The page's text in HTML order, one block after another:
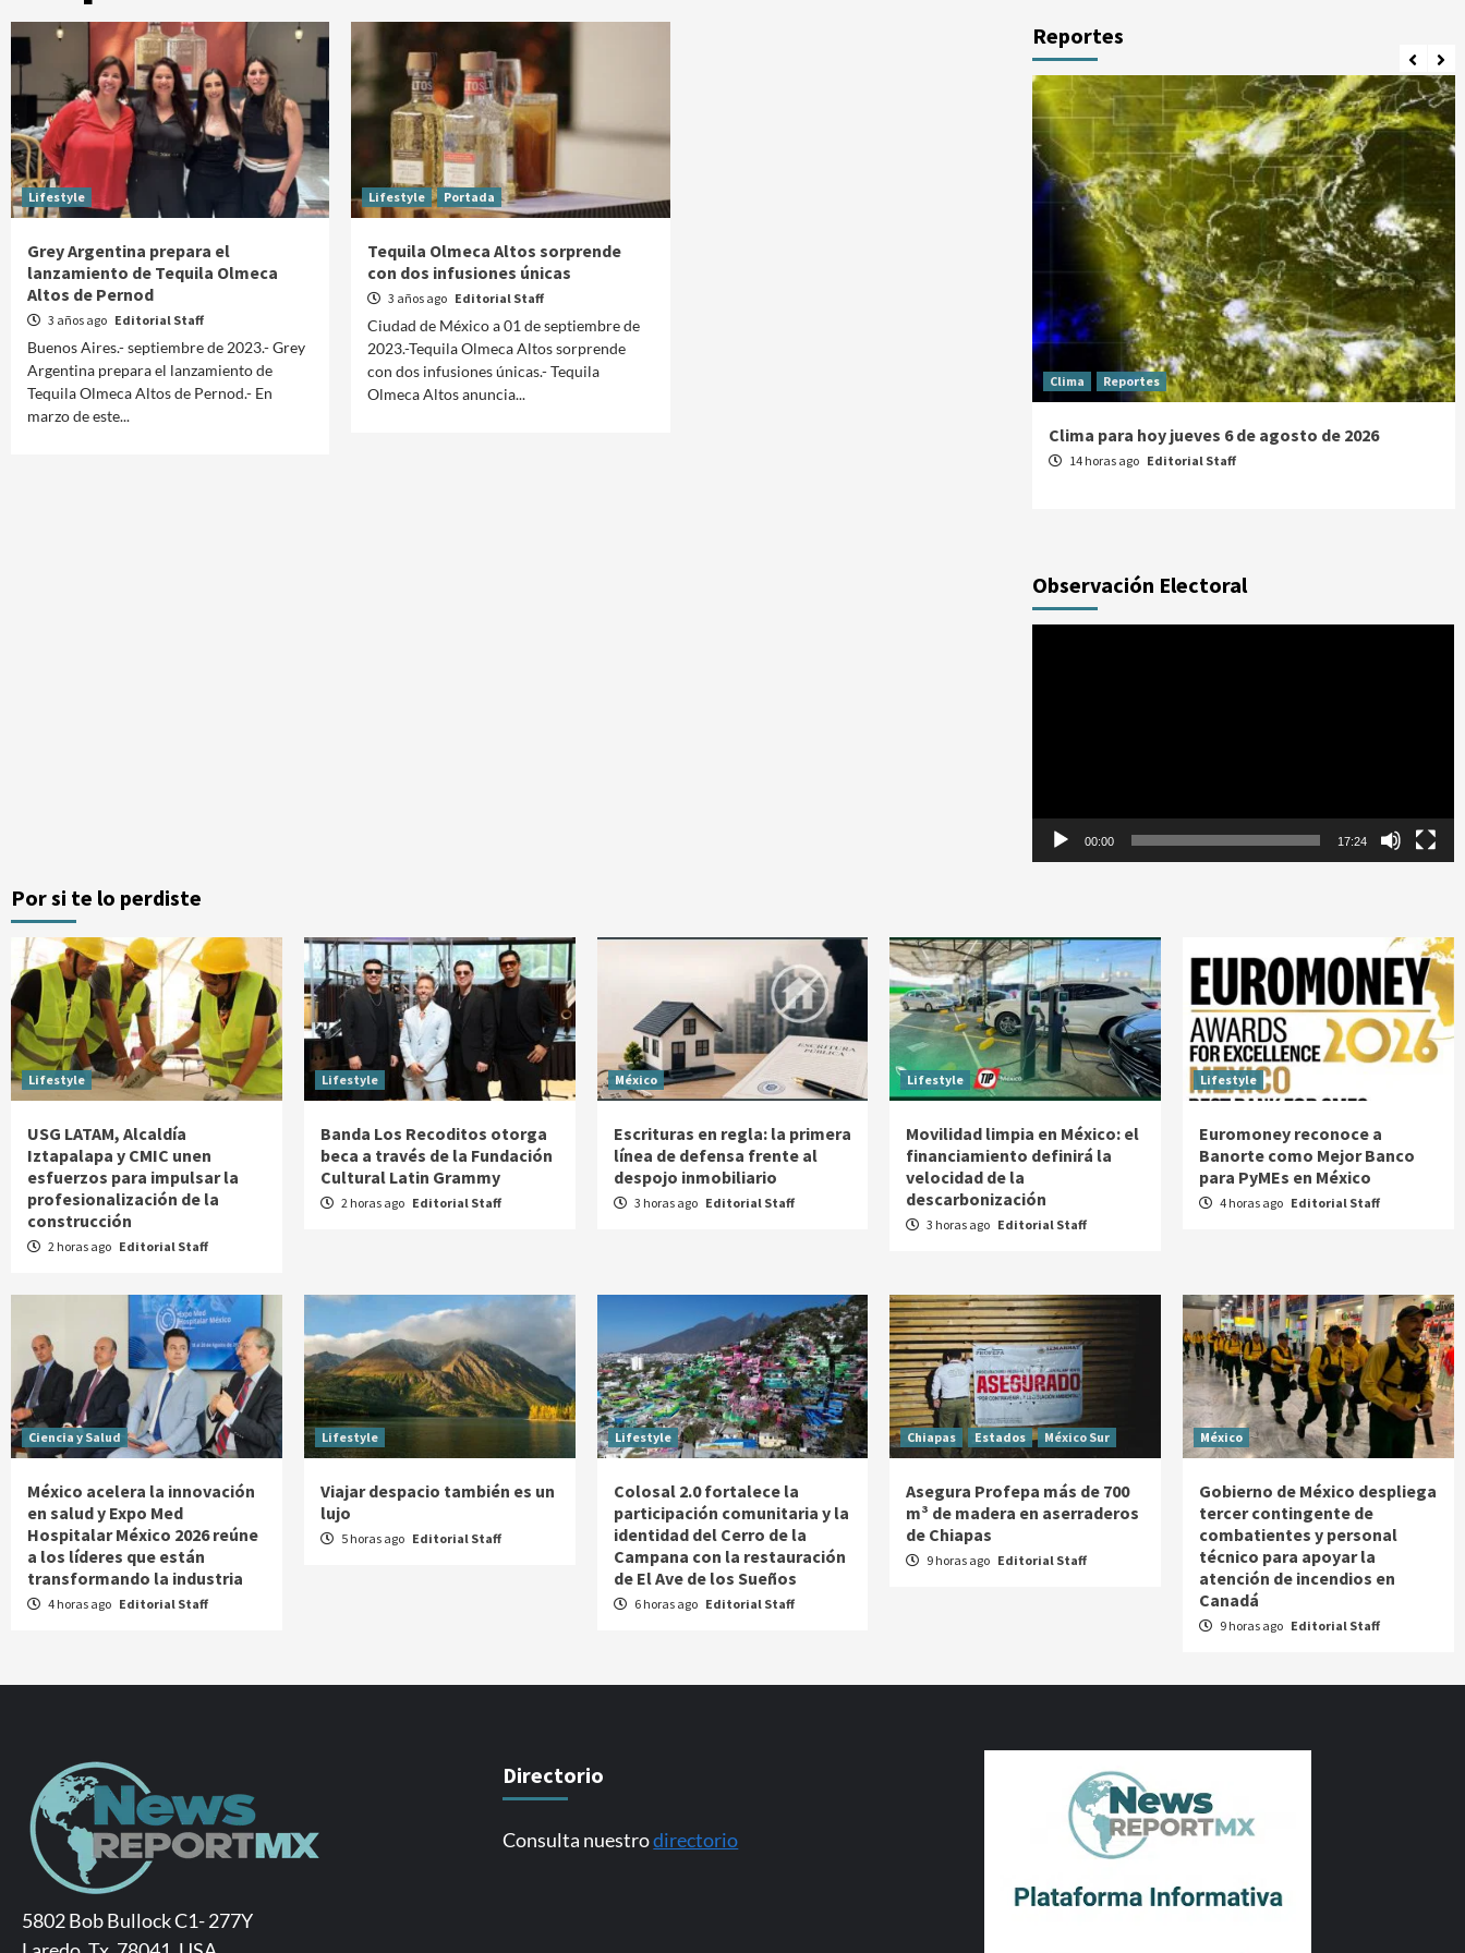
Lifestyle
Grey Argentina prepara el
lanzamiento de Tequila Olmeca
Altos de Pernod
3 años ago Editorial Staff
Buenos Aires.- septiembre de 2023.- Grey
Argentina prepara el lanzamiento de
Tequila Olmeca Altos de Pernod.- En
marzo de este...
Lifestyle Portada
Tequila Olmeca Altos sorprende
con dos infusiones únicas
3 años ago Editorial Staff
Ciudad de México a 01 de septiembre de
2023.-Tequila Olmeca Altos sorprende
con dos infusiones únicas.- Tequila
Olmeca Altos anuncia...
Reportes
Clima Reportes
Clima para hoy jueves 6 de agosto de 2026
14 horas ago Editorial Staff
Observación Electoral
00:00 17:24
Por si te lo perdiste
Lifestyle
USG LATAM, Alcaldía
Iztapalapa y CMIC unen
esfuerzos para impulsar la
profesionalización de la
construcción
2 horas ago Editorial Staff
Lifestyle
Banda Los Recoditos otorga
beca a través de la Fundación
Cultural Latin Grammy
2 horas ago Editorial Staff
México
Escrituras en regla: la primera
línea de defensa frente al
despojo inmobiliario
3 horas ago Editorial Staff
Lifestyle
Movilidad limpia en México: el
financiamiento definirá la
velocidad de la
descarbonización
3 horas ago Editorial Staff
Lifestyle
Euromoney reconoce a
Banorte como Mejor Banco
para PyMEs en México
4 horas ago Editorial Staff
Ciencia y Salud
México acelera la innovación
en salud y Expo Med
Hospitalar México 2026 reúne
a los líderes que están
transformando la industria
4 horas ago Editorial Staff
Lifestyle
Viajar despacio también es un
lujo
5 horas ago Editorial Staff
Lifestyle
Colosal 2.0 fortalece la
participación comunitaria y la
identidad del Cerro de la
Campana con la restauración
de El Ave de los Sueños
6 horas ago Editorial Staff
Chiapas Estados México Sur
Asegura Profepa más de 700
m³ de madera en aserraderos
de Chiapas
9 horas ago Editorial Staff
México
Gobierno de México despliega
tercer contingente de
combatientes y personal
técnico para apoyar la
atención de incendios en
Canadá
9 horas ago Editorial Staff
5802 Bob Bullock C1- 277Y
Directorio
Consulta nuestrodirectorio